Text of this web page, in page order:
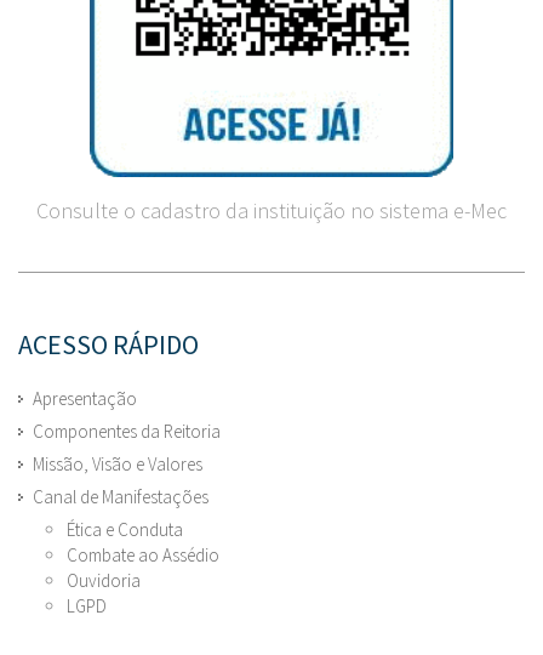
Consulte o cadastro da instituição no sistema e-Mec
ACESSO RÁPIDO
Apresentação
Componentes da Reitoria
Missão, Visão e Valores
Canal de Manifestações
Ética e Conduta
Combate ao Assédio
Ouvidoria
LGPD